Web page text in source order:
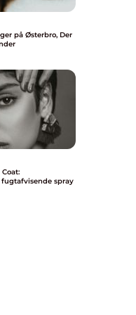
på Østerbro, Der
spray